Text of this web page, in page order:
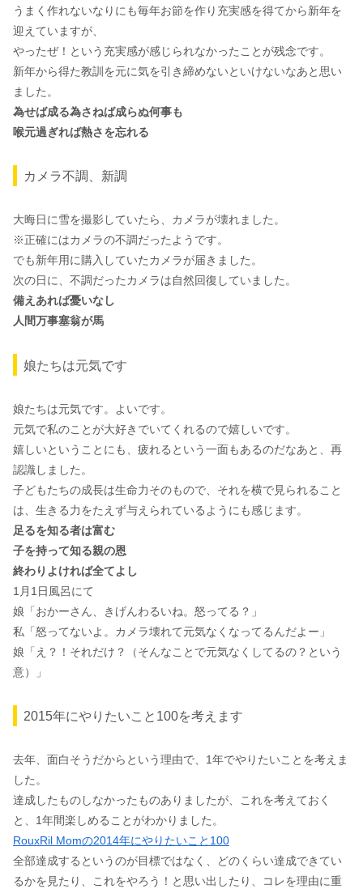
うまく作れないなりにも毎年お節を作り充実感を得てから新年を
迎えていますが、
やったぜ！という充実感が感じられなかったことが残念です。
新年から得た教訓を元に気を引き締めないといけないなあと思い
ました。
為せば成る為さねば成らぬ何事も
喉元過ぎれば熱さを忘れる
カメラ不調、新調
大晦日に雪を撮影していたら、カメラが壊れました。
※正確にはカメラの不調だったようです。
でも新年用に購入していたカメラが届きました。
次の日に、不調だったカメラは自然回復していました。
備えあれば憂いなし
人間万事塞翁が馬
娘たちは元気です
娘たちは元気です。よいです。
元気で私のことが大好きでいてくれるので嬉しいです。
嬉しいということにも、疲れるという一面もあるのだなあと、再
認識しました。
子どもたちの成長は生命力そのもので、それを横で見られること
は、生きる力をたえず与えられているようにも感じます。
足るを知る者は富む
子を持って知る親の恩
終わりよければ全てよし
1月1日風呂にて
娘「おかーさん、きげんわるいね。怒ってる？」
私「怒ってないよ。カメラ壊れて元気なくなってるんだよー」
娘「え？！それだけ？（そんなことで元気なくしてるの？という
意）」
2015年にやりたいこと100を考えます
去年、面白そうだからという理由で、1年でやりたいことを考えま
した。
達成したものしなかったものありましたが、これを考えておく
と、1年間楽しめることがわかりました。
RouxRil Momの2014年にやりたいこと100
全部達成するというのが目標ではなく、どのくらい達成できてい
るかを見たり、これをやろう！と思い出したり、コレを理由に重